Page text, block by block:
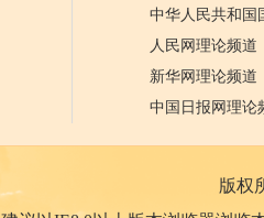
中华人民共和国
人民网理论频道
新华网理论频道
中国日报网理论
版权